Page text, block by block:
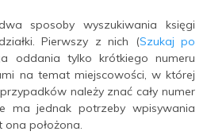
sposoby wyszukiwania księgi
Pierwszy z nich (Szukaj po
oddania tylko krótkiego numeru
na temat miejscowości, w której
należy znać cały numer
ma jednak potrzeby wpisywania
położona.